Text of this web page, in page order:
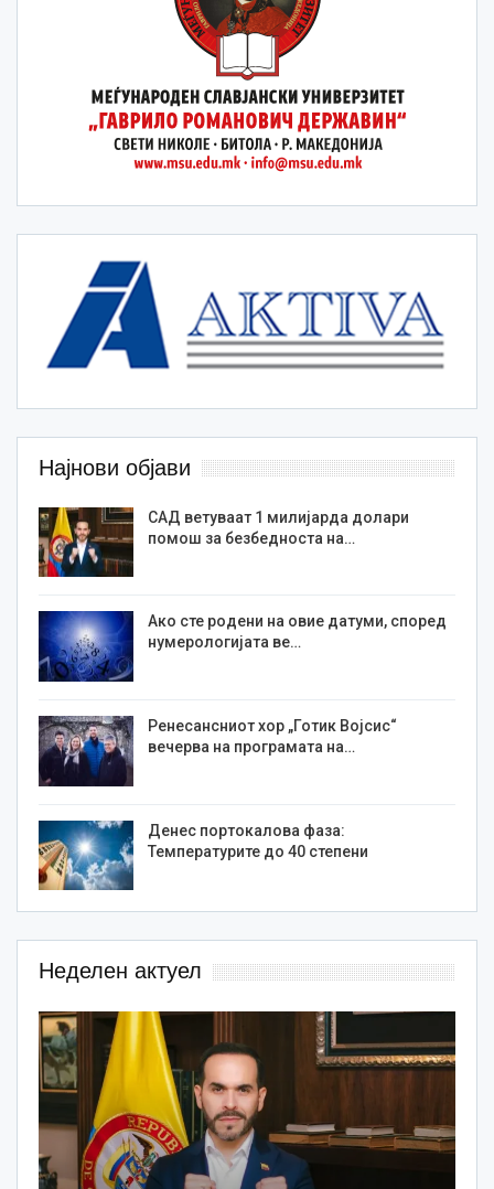
Најнови објави
САД ветуваат 1 милијарда долари
помош за безбедноста на…
Ако сте родени на овие датуми, според
нумерологијата ве…
Ренесансниот хор „Готик Војсис“
вечерва на програмата на…
Денес портокалова фаза:
Температурите до 40 степени
Неделен актуел